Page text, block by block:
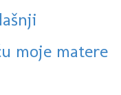
moje matere